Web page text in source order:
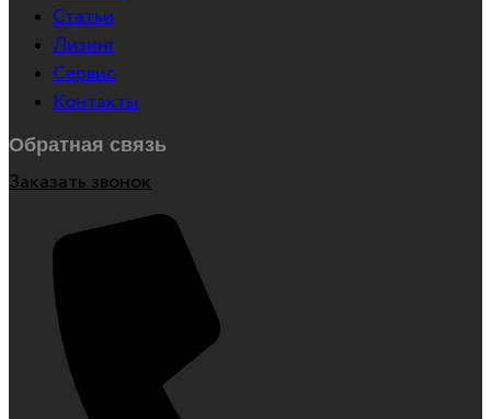
Статьи
Лизинг
Сервис
Контакты
Обратная связь
Заказать звонок